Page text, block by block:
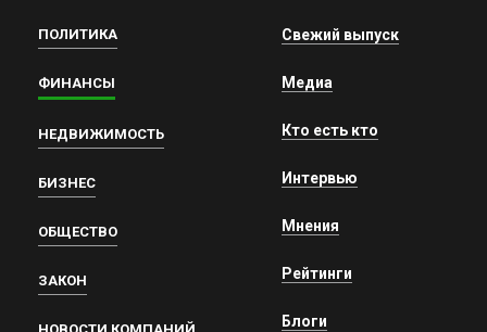
ПОЛИТИКА
ФИНАНСЫ
НЕДВИЖИМОСТЬ
БИЗНЕС
ОБЩЕСТВО
ЗАКОН
Свежий выпуск
Медиа
Кто есть кто
Интервью
Мнения
Рейтинги
Блоги